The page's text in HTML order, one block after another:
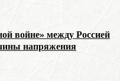
войне» между Россией
напряжения